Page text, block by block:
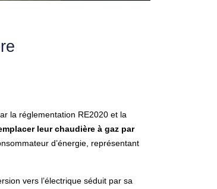
la réglementation RE2020 et la
leur chaudière à gaz par
d’énergie, représentant
vers l’électrique séduit par sa